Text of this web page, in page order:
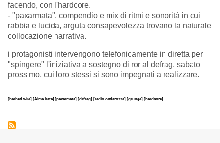
facendo, con l'hardcore.
- "paxarmata". compendio e mix di ritmi e sonorità in cui
rabbia e lucida, arguta consapevolezza trovano la naturale
collocazione narrativa.
i protagonisti intervengono telefonicamente in diretta per
"spingere" l'iniziativa a sostegno di ror al defrag, sabato
prossimo, cui loro stessi si sono impegnati a realizzare.
[barbed wire] [Alma Irata] [paxarmata] [defrag] [radio ondarossa] [grunge] [hardcore]